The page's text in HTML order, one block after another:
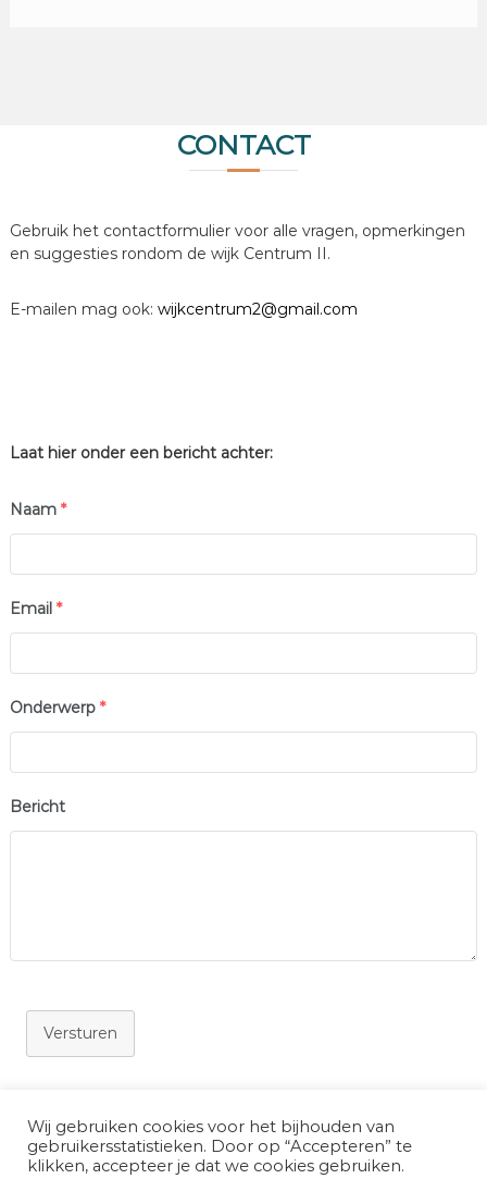
CONTACT
Gebruik het contactformulier voor alle vragen, opmerkingen
en suggesties rondom de wijk Centrum II.
E-mailen mag ook: wijkcentrum2@gmail.com
Laat hier onder een bericht achter:
Naam *
Email *
Onderwerp *
Bericht
Versturen
Wij gebruiken cookies voor het bijhouden van
gebruikersstatistieken. Door op “Accepteren” te
klikken, accepteer je dat we cookies gebruiken.